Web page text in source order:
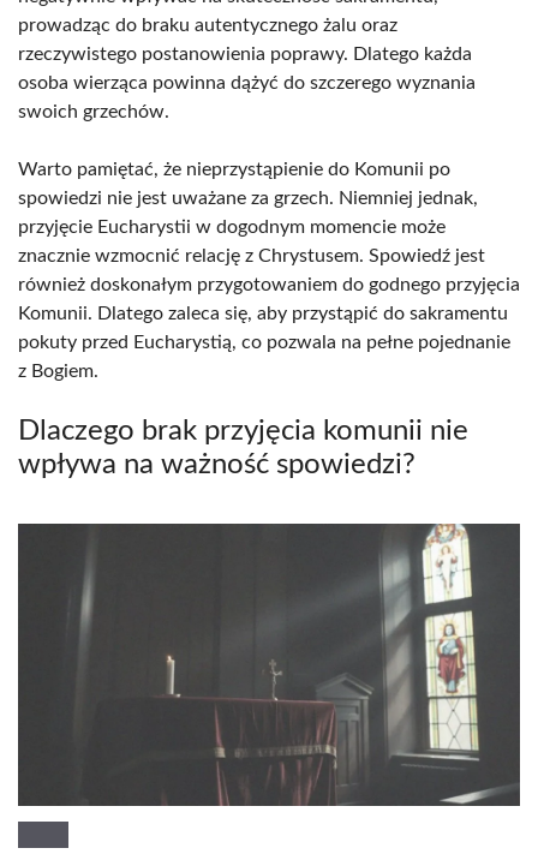
prowadząc do braku autentycznego żalu oraz
rzeczywistego postanowienia poprawy. Dlatego każda
osoba wierząca powinna dążyć do szczerego wyznania
swoich grzechów.
Warto pamiętać, że nieprzystąpienie do Komunii po
spowiedzi nie jest uważane za grzech. Niemniej jednak,
przyjęcie Eucharystii w dogodnym momencie może
znacznie wzmocnić relację z Chrystusem. Spowiedź jest
również doskonałym przygotowaniem do godnego przyjęcia
Komunii. Dlatego zaleca się, aby przystąpić do sakramentu
pokuty przed Eucharystią, co pozwala na pełne pojednanie
z Bogiem.
Dlaczego brak przyjęcia komunii nie
wpływa na ważność spowiedzi?